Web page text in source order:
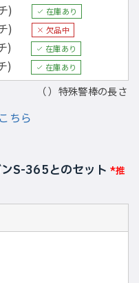
) 在庫あり
) 欠品中
) 在庫あり
) 在庫あり
（ ）特殊警棒の長さ
ちら
S-365とのセット *推